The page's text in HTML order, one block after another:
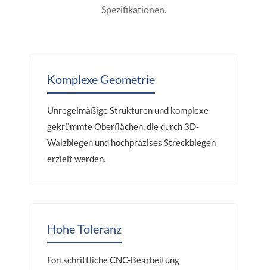
Spezifikationen.
Komplexe Geometrie
Unregelmäßige Strukturen und komplexe
gekrümmte Oberflächen, die durch 3D-
Walzbiegen und hochpräzises Streckbiegen
erzielt werden.
Hohe Toleranz
Fortschrittliche CNC-Bearbeitung